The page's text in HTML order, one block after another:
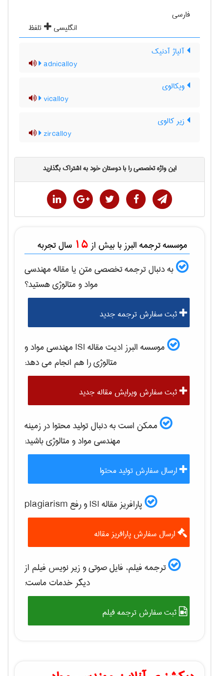
فارسی
انگلیسی
تلفظ
آلیاژ آدنیک
adnicalloy
ویکالوی
vicalloy
زیر کالوی
zircalloy
این واژه تخصصی را با دوستان خود به اشتراک بگذارید
موسسه ترجمه البرز با بیش از 15 سال تجربه
به دنبال ترجمه تخصصی متن یا مقالهمهندسی
مواد و متالوژیهستید؟
ثبت سفارش ترجمه جدید
موسسه البرز ادیت مقاله ISI
مهندسی مواد و
متالوژیرا هم انجام می دهد:
ثبت سفارش ویرایش مقاله جدید
ممکن است به دنبال تولید محتوا در زمینه
مهندسی مواد و متالوژیباشید:
ارسال سفارش تولید محتوا
پارافریز مقاله ISI و رفع plagiarism
ارسال سفارش پارافریز مقاله
ترجمه فیلم، فایل صوتی و زیر نویس فیلم از
دیگر خدمات ماست:
ثبت سفارش ترجمه فیلم